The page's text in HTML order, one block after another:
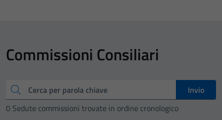
Commissioni Consiliari
Cerca
Invio
0 Sedute commissioni trovate in ordine cronologico